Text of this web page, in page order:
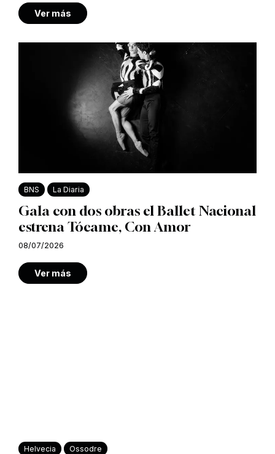
Ver más
BNS La Diaria
Gala con dos obras el Ballet Nacional
estrena Tócame, Con Amor
08/07/2026
Ver más
Helvecia Ossodre